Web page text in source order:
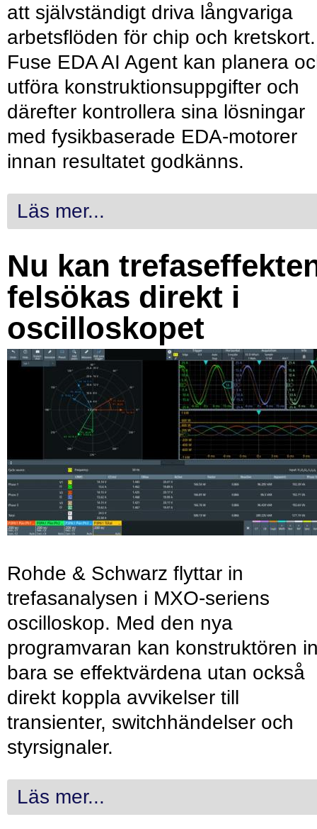
att självständigt driva långvariga
arbetsflöden för chip och kretskort.
Fuse EDA AI Agent kan planera
utföra konstruktionsuppgifter och
därefter kontrollera sina lösningar
med fysikbaserade EDA-motorer
innan resultatet godkänns.
Läs mer...
Nu kan
felsökas direkt i
oscilloskopet
Rohde & Schwarz flyttar in
trefasanalysen i MXO-seriens
oscilloskop. Med den nya
programvaran kan konstruktören
bara se effektvärdena utan också
direkt koppla avvikelser till
transienter, switchhändelser och
styrsignaler.
Läs mer...